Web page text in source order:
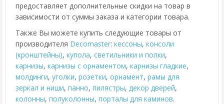
предоставляет дополнительные скидки на товар в
зависимости от суммы заказа и категории товара.
Также Вы можете купить следующие товары от
производителя Decomaster: кессоны, консоли
(кронштейны), купола, cветильники и полки,
карнизы, карнизы с орнаментом, карнизы гладкие,
молдинги, уголки, розетки, орнамент, рамы для
зеркал и ниши, панно, пилястры, декор дверей,
колонны, полуколонны, порталы для каминов.